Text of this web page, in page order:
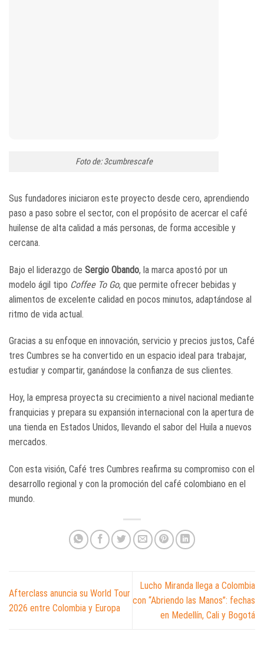
Foto de: 3cumbrescafe
Sus fundadores iniciaron este proyecto desde cero, aprendiendo
paso a paso sobre el sector, con el propósito de acercar el café
huilense de alta calidad a más personas, de forma accesible y
cercana.
Bajo el liderazgo de Sergio Obando, la marca apostó por un
modelo ágil tipo Coffee To Go, que permite ofrecer bebidas y
alimentos de excelente calidad en pocos minutos, adaptándose al
ritmo de vida actual.
Gracias a su enfoque en innovación, servicio y precios justos, Café
tres Cumbres se ha convertido en un espacio ideal para trabajar,
estudiar y compartir, ganándose la confianza de sus clientes.
Hoy, la empresa proyecta su crecimiento a nivel nacional mediante
franquicias y prepara su expansión internacional con la apertura de
una tienda en Estados Unidos, llevando el sabor del Huila a nuevos
mercados.
Con esta visión, Café tres Cumbres reafirma su compromiso con el
desarrollo regional y con la promoción del café colombiano en el
mundo.
Afterclass anuncia su World Tour
2026 entre Colombia y Europa
Lucho Miranda llega a Colombia
con “Abriendo las Manos”: fechas
en Medellín, Cali y Bogotá